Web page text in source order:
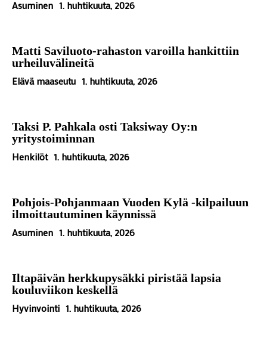
Asuminen 1. huhtikuuta, 2026
Matti Saviluoto-rahaston varoilla hankittiin
urheiluvälineitä
Elävä maaseutu 1. huhtikuuta, 2026
Taksi P. Pahkala osti Taksiway Oy:n
yritystoiminnan
Henkilöt 1. huhtikuuta, 2026
Pohjois-Pohjanmaan Vuoden Kylä -kilpailuun
ilmoittautuminen käynnissä
Asuminen 1. huhtikuuta, 2026
Iltapäivän herkkupysäkki piristää lapsia
kouluviikon keskellä
Hyvinvointi 1. huhtikuuta, 2026